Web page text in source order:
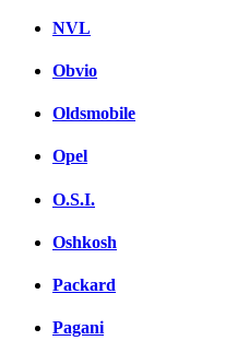
NVL
Obvio
Oldsmobile
Opel
O.S.I.
Oshkosh
Packard
Pagani